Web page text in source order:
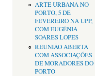
ARTE URBANA NO
PORTO, 5 DE
FEVEREIRO NA UPP,
COM EUGÉNIA
SOARES LOPES
REUNIÃO ABERTA
COM ASSOCIAÇÕES
DE MORADORES DO
PORTO